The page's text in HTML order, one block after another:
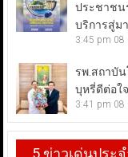
ประชาชน
บริการสู่ม
3:45 pm 08
รพ.สถาบั
บุหรี่ดีต่อใ
3:41 pm 08
5 ข่าวเด่นประ